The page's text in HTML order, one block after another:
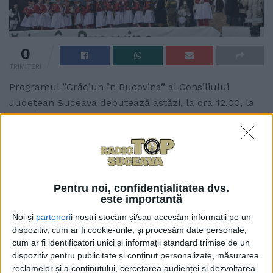
Pentru noi, confidențialitatea dvs.
este importantă
Noi și partenerii noștri stocăm și/sau accesăm informații pe un
dispozitiv, cum ar fi cookie-urile, și procesăm date personale,
cum ar fi identificatori unici și informații standard trimise de un
dispozitiv pentru publicitate și conținut personalizate, măsurarea
reclamelor și a conținutului, cercetarea audienței și dezvoltarea
0
TRIMITERI
Programul ”Crăciun în Bucovina” al Consiliului
Județean Suceava debutează astăzi, la ora 12.00, la
Vatra Dornei. Referitor la acțiunile care se vor
desfășura în județul nostru cu ocazia Sărbătorilor de
Iarnă, vicepreședintele Niculai Barbă a mai declarat
la Radio Top: ”Este vorba despre un program extrem
de consistent în tot județul și vreau să subliniez
acest lucru, în contextul condițiilor de austeritate.
Sînt o serie de activități care sînt organizate în
parteneriat cu administrațiile locale sau de entități
private și care au loc pe parcursul întregii luni
decembrie. Am încurajat să se întîmple aceste